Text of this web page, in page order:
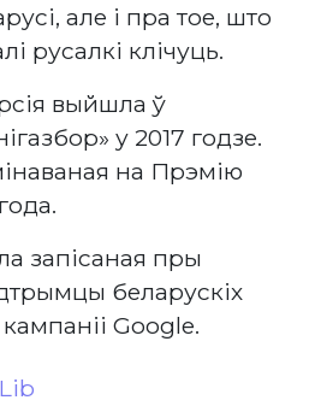
але і пра тое, што
русалкі клічуць.
выйшла ў
у 2017 годзе.
на Прэмію
запісаная пры
беларускіх
Google.